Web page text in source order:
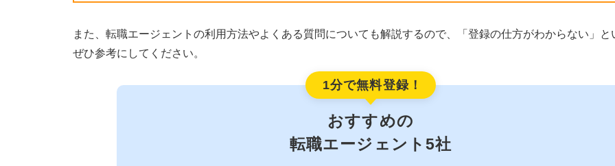
また、転職エージェントの利用方法やよくある質問についても解説するので、「登録の仕方がわからない」と
ぜひ参考にしてください。
1分で無料登録！
おすすめの
転職エージェント5社